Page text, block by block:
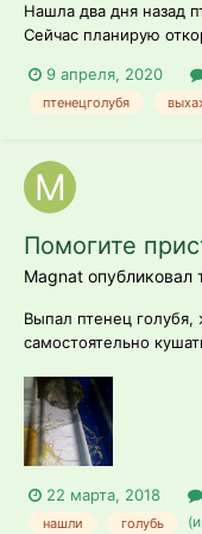
Нашла два дня назад
Сейчас планирую
(все время хочет
вертит головой в
9 апреля, 2020
птенецголубя
Помогите
Magnat опубликовал
Выпал птенец
самостоятельно
так не выживет. Кто
помощи он не выживет.
22 марта, 2018
нашли голубь